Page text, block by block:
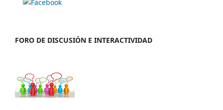
FORO DE DISCUSIÓN E INTERACTIVIDAD